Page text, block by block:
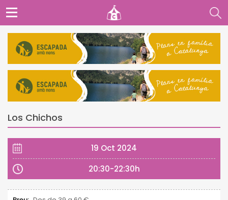
Los Chichos
19 Oct 2024
20:30-22:30h